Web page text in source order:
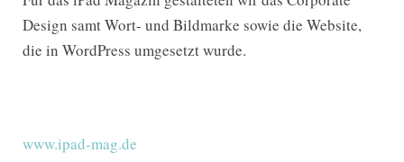
Design samt Wort- und Bildmarke sowie die Website,
die in WordPress umgesetzt wurde.
www.ipad-mag.de